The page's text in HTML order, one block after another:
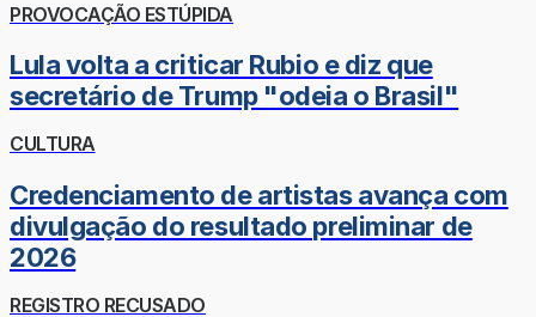
PROVOCAÇÃO ESTÚPIDA
Lula volta a criticar Rubio e diz que
secretário de Trump "odeia o Brasil"
CULTURA
Credenciamento de artistas avança com
divulgação do resultado preliminar de
2026
REGISTRO RECUSADO